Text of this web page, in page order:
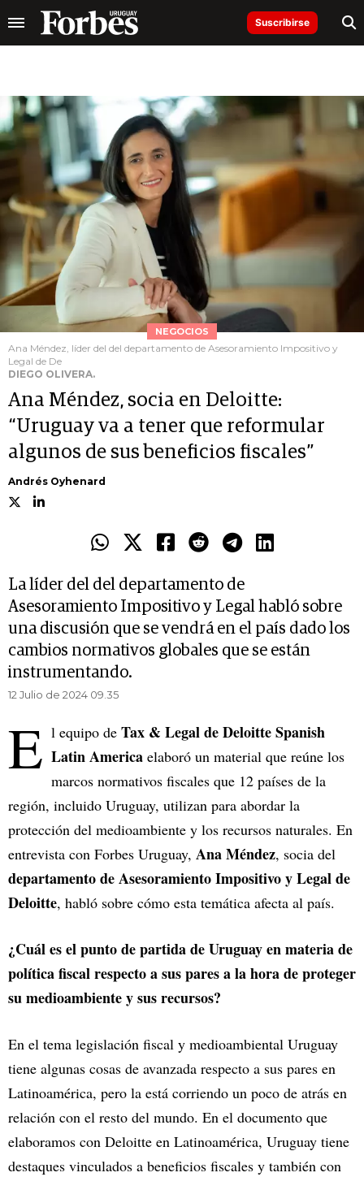
Suscribirse
NEGOCIOS
Ana Méndez, líder del del departamento de Asesoramiento Impositivo y
Legal de De
DIEGO OLIVERA.
Ana Méndez, socia en Deloitte:
“Uruguay va a tener que reformular
algunos de sus beneficios fiscales”
Andrés Oyhenard
La líder del del departamento de
Asesoramiento Impositivo y Legal habló sobre
una discusión que se vendrá en el país dado los
cambios normativos globales que se están
instrumentando.
12 Julio de 2024 09.35
E l equipo de Tax & Legal de Deloitte Spanish
Latin America elaboró un material que reúne los
marcos normativos fiscales que 12 países de la
región, incluido Uruguay, utilizan para abordar la
protección del medioambiente y los recursos naturales. En
entrevista con Forbes Uruguay, Ana Méndez, socia del
departamento de Asesoramiento Impositivo y Legal de
Deloitte, habló sobre cómo esta temática afecta al país.
¿Cuál es el punto de partida de Uruguay en materia de
política fiscal respecto a sus pares a la hora de proteger
su medioambiente y sus recursos?
En el tema legislación fiscal y medioambiental Uruguay
tiene algunas cosas de avanzada respecto a sus pares en
Latinoamérica, pero la está corriendo un poco de atrás en
relación con el resto del mundo. En el documento que
elaboramos con Deloitte en Latinoamérica, Uruguay tiene
destaques vinculados a beneficios fiscales y también con